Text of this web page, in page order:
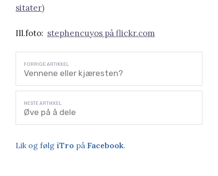
sitater)
Ill.foto: stephencuyos på flickr.com
Vennene eller kjæresten?
Øve på å dele
Lik og følg iTro på Facebook.